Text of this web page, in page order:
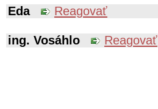
Eda
Reagovať
ing. Vosáhlo Reagovať